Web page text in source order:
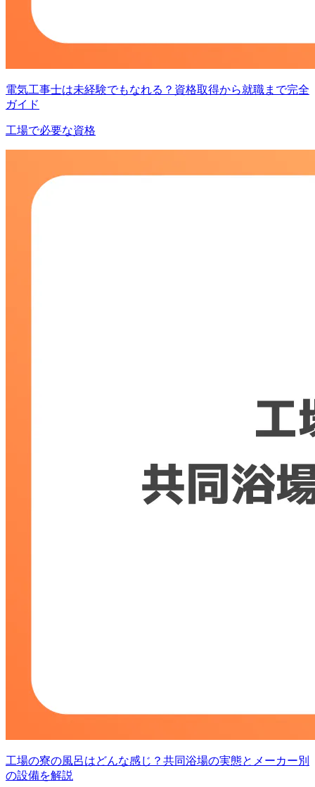
電気工事士は未経験でもなれる？資格取得から就職まで完全
ガイド
工場で必要な資格
工場の寮の風呂はどんな感じ？共同浴場の実態とメーカー別
の設備を解説